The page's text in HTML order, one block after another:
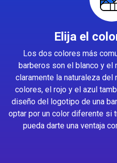
Elija el
Los dos colores más
barberos son el blanco y el
claramente la naturaleza
colores, el rojo y el azul
diseño del logotipo de una
optar por un color diferente si
pueda darte una ventaja